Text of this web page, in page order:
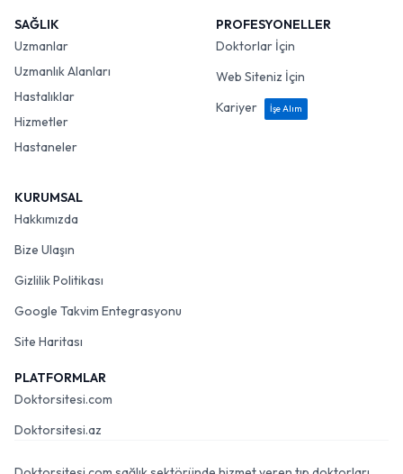
SAĞLIK
Uzmanlar
Uzmanlık Alanları
Hastalıklar
Hizmetler
Hastaneler
PROFESYONELLER
Doktorlar İçin
Web Siteniz İçin
Kariyer
İşe Alım
KURUMSAL
Hakkımızda
Bize Ulaşın
Gizlilik Politikası
Google Takvim Entegrasyonu
Site Haritası
PLATFORMLAR
Doktorsitesi.com
Doktorsitesi.az